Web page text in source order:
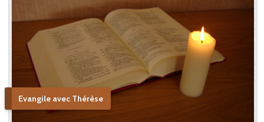
Sainte Vierge : « Si je n’ai
point vu le modèle, j’aime à
me persuader que j’ai vu la
copie. » Après sa mort, c’est
Céline qui plaida sa cause en
canonisation en défendant
au procès ecclésiastique sa «
petite voie » si novatrice : « Ce
Evangile avec Thérèse